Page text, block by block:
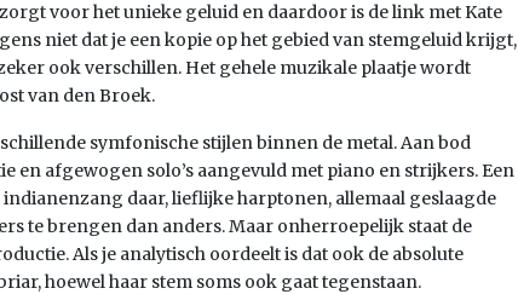
voor het unieke geluid en daardoor is de link met Kate
niet dat je een kopie op het gebied van stemgeluid krijgt,
ook verschillen. Het gehele muzikale plaatje wordt
van den Broek.
symfonische stijlen binnen de metal. Aan bod
en afgewogen solo’s aangevuld met piano en strijkers. Een
daar, lieflijke harptonen, allemaal geslaagde
te brengen dan anders. Maar onherroepelijk staat de
Als je analytisch oordeelt is dat ook de absolute
hoewel haar stem soms ook gaat tegenstaan.